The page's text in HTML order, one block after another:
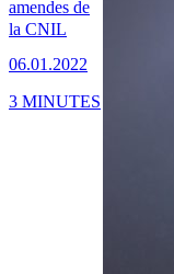
amendes de
la CNIL
06.01.2022
3 MINUTES